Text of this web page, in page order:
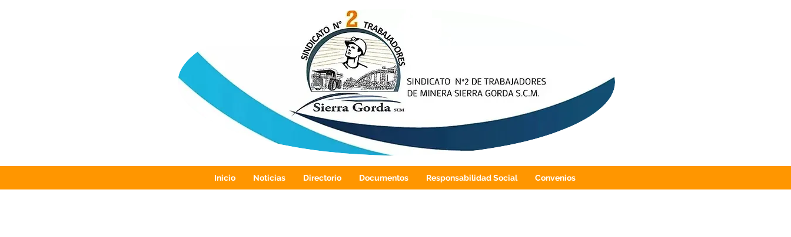
Inicio Noticias Directorio Documentos Responsabilidad Social Convenios